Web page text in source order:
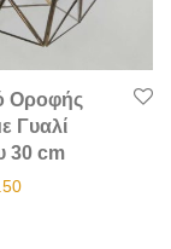
Οροφής
Γυαλί
30 cm
price was: €64.90.
Η τρέχουσα τιμή